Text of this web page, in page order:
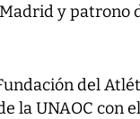
y patrono
del
la UNAOC con